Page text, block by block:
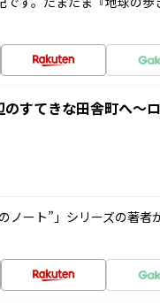
すてきな田舎町へ～
ノート”」シリーズの著者